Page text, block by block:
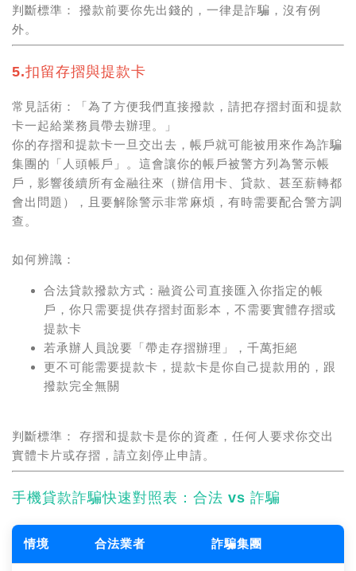
判斷標準： 撥款前要你先出錢的，一律是詐騙，沒有例
外。
5.扣留存摺與提款卡
常見話術：「為了方便我們直接撥款，請把存摺封面和提款
卡一起給業務員帶去辦理。」
你的存摺和提款卡一旦交出去，帳戶就可能被用來作為詐騙
集團的「人頭帳戶」。這會讓你的帳戶被警方列為警示帳
戶 ，影響後續所有金融往來（辦信用卡、貸款、甚至薪轉都
會出問題），且要解除警示非常麻煩，有時需要配合警方調
查。
如何辨識：
合法貸款撥款方式：融資公司直接匯入你指定的帳
戶，你只需要提供存摺封面影本，不需要實體存摺或
提款卡
若承辦人員說要「帶走存摺辦理」，千萬拒絕
更不可能需要提款卡，提款卡是你自己提款用的，跟
撥款完全無關
判斷標準： 存摺和提款卡是你的資產，任何人要求你交出
實體卡片或存摺，請立刻停止申請。
手機貸款詐騙快速對照表：合法 vs 詐騙
情境 合法業者 詐騙集團